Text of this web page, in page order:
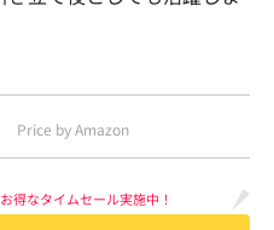
Price by Amazon
得なタイムセール実施中！